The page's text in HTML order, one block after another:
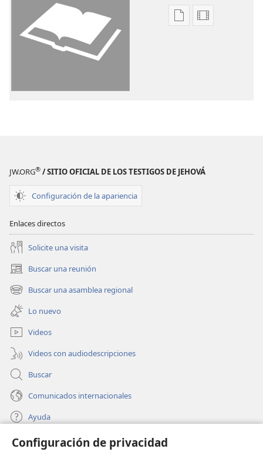
Configuración de privacidad
Opciones
(revisión
Opciones
(revisión
JW.ORG® / SITIO OFICIAL DE LOS TESTIGOS DE JEHOVÁ
Configuración de la apariencia
Enlaces directos
Solicite una visita
Buscar una reunión
(abre
una
nueva
ventana)
Buscar una asamblea regional
(abre
una
nueva
ventana)
Lo nuevo
Videos
Videos con audiodescripciones
Buscar
Comunicados internacionales
Ayuda
Donaciones